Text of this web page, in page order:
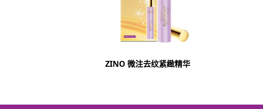
ZINO 微注去纹紧緻精华